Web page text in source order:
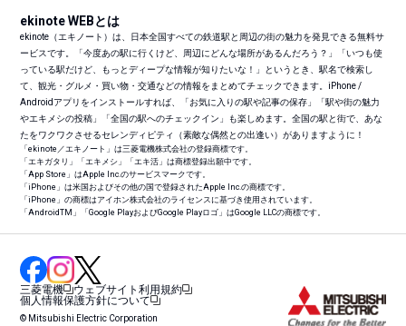
ekinote WEBとは
ekinote（エキノート）は、日本全国すべての鉄道駅と周辺の街の魅力を発見できる無料サ
ービスです。「今度あの駅に行くけど、周辺にどんな場所があるんだろう？」「いつも使
っている駅だけど、もっとディープな情報が知りたいな！」というとき、駅名で検索し
て、観光・グルメ・買い物・交通などの情報をまとめてチェックできます。iPhone /
Androidアプリをインストールすれば、「お気に入りの駅や記事の保存」「駅や街の魅力
やエキメシの投稿」「全国の駅へのチェックイン」も楽しめます。全国の駅と街で、あな
たをワクワクさせるセレンディピティ（素敵な偶然との出逢い）がありますように！
「ekinote／エキノート」は三菱電機株式会社の登録商標です。
「エキガタリ」「エキメシ」「エキ活」は商標登録出願中です。
「App Store」はApple Inc.のサービスマークです。
「iPhone」は米国およびその他の国で登録されたApple Inc.の商標です。
「iPhone」の商標はアイホン株式会社のライセンスに基づき使用されています。
「AndroidTM 」「Google PlayおよびGoogle Playロゴ」はGoogle LLCの商標です。
三菱電機
ウェブサイト利用規約
個人情報保護方針について
© Mitsubishi Electric Corporation